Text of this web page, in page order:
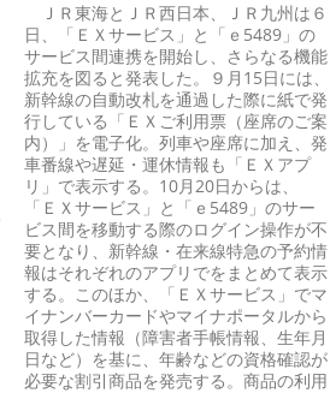
ＪＲ東海とＪＲ西日本、ＪＲ九州は６
日、「ＥＸサービス」と「ｅ5489」の
サービス間連携を開始し、さらなる機能
拡充を図ると発表した。９月15日には、
新幹線の自動改札を通過した際に紙で発
行している「ＥＸご利用票（座席のご案
内）」を電子化。列車や座席に加え、発
車番線や遅延・運休情報も「ＥＸアプ
リ」で表示する。10月20日からは、
「ＥＸサービス」と「ｅ5489」のサー
ビス間を移動する際のログイン操作が不
要となり、新幹線・在来線特急の予約情
報はそれぞれのアプリでをまとめて表示
する。このほか、「ＥＸサービス」でマ
イナンバーカードやマイナポータルから
取得した情報（障害者手帳情報、生年月
日など）を基に、年齢などの資格確認が
必要な割引商品を発売する。商品の利用